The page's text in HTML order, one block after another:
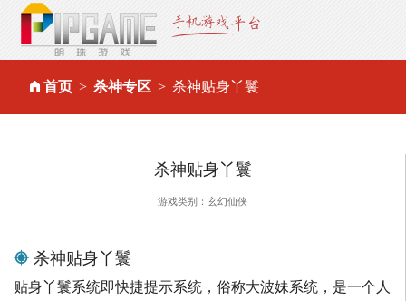
首页 杀神专区 杀神贴身丫鬟
杀神贴身丫鬟
游戏类别：玄幻仙侠
杀神贴身丫鬟
贴身丫鬟系统即快捷提示系统，俗称大波妹系统，是一个人